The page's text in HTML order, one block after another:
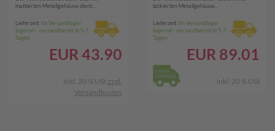
mattierten Metallgehäuse dient...
Lieferzeit: Im Versandlager
lagernd - versandbereit in 5-7
Tagen
EUR 43.90
inkl. 20 % USt zzgl.
Versandkosten
lackierten Metallgehäuse...
Lieferzeit: Im Versandlager
lagernd - versandbereit in 5-7
Tagen
EUR 89.01
inkl. 20 % USt